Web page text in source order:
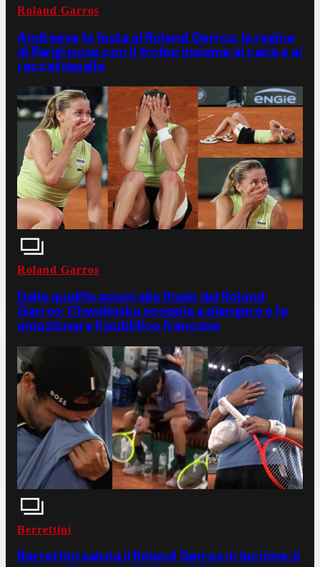
Roland Garros
Andreeva fa festa al Roland Garros: la regina
di Parigi posa con il trofeo insieme al cane e ai
raccattapalle
Roland Garros
Dalle qualificazioni alla finale del Roland
Garros: Chwalinska scoppia a piangere e fa
emozionare il pubblico francese
Berrettini
Berrettini saluta il Roland Garros in lacrime: il